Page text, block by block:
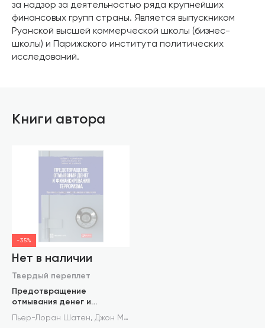
за надзор за деятельностью ряда крупнейших
финансовых групп страны. Является выпускником
Руанской высшей коммерческой школы (бизнес-
школы) и Парижского института политических
исследований.
Книги автора
-35%
Нет в наличии
Твердый переплет
Предотвращение
отмывания денег и
финансирования
терроризма: Практическое
Пьер-Лоран Шатен, Джон Макдауэл